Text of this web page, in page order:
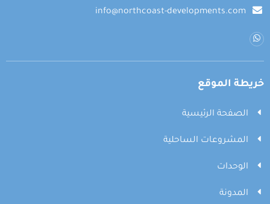
info@northcoast-developments.com
خريطة الموقع
الصفحة الرئيسية
المشروعات الساحلية
الوحدات
المدونة